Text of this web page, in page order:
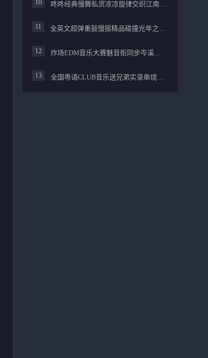
咚咚经典慢舞私货凉凉旋律交织江南烟雨追梦生活精选串烧
全英文超弹重鼓慢摇精品碰撞光年之外PROGHOUSE醉美抒情节奏
炸场EDM音乐大赛魅音街同步岑溪安仔阿焱精选炸场歌路串烧
全国粤语CLUB音乐送兄弟实录串烧融合越来越不懂爱的哲学遗憾专辑